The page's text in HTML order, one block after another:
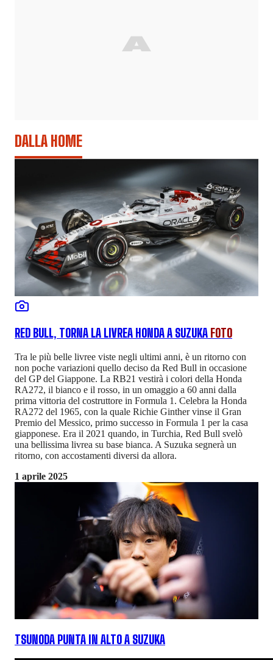
DALLA HOME
RED BULL, TORNA LA LIVREA HONDA A SUZUKA FOTO
Tra le più belle livree viste negli ultimi anni, è un ritorno con
non poche variazioni quello deciso da Red Bull in occasione
del GP del Giappone. La RB21 vestirà i colori della Honda
RA272, il bianco e il rosso, in un omaggio a 60 anni dalla
prima vittoria del costruttore in Formula 1. Celebra la Honda
RA272 del 1965, con la quale Richie Ginther vinse il Gran
Premio del Messico, primo successo in Formula 1 per la casa
giapponese. Era il 2021 quando, in Turchia, Red Bull svelò
una bellissima livrea su base bianca. A Suzuka segnerà un
ritorno, con accostamenti diversi da allora.
1 aprile 2025
TSUNODA PUNTA IN ALTO A SUZUKA